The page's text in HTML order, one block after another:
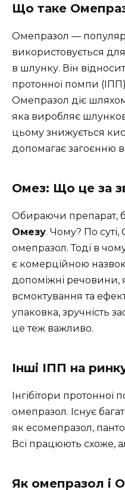
Що таке
Омепразол —
використовується
в шлунку. Він
протонної помпи
Омепразол діє
яка виробляє
цьому знижується
допомагає загоєнню
Омез: Що це за
Обираючи препарат,
Омезу. Чому? По
омепразол. Тоді в
є комерційною назвою
допоміжні речовини,
всмоктування та
упаковка, зручність
це теж важливо.
Інші ІПП на
Інгібітори
омепразол. Існує
як есомепразол,
Всі працюють схоже,
Як омепразол і